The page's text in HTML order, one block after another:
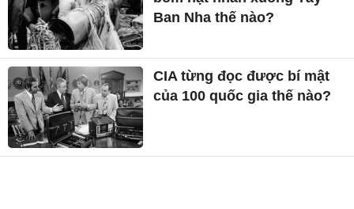
Ban Nha thế nào?
CIA từng đọc được bí mật
của 100 quốc gia thế nào?